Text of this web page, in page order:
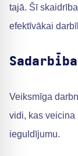
tajā. Šī
efektīvākai
Veiksmīga
vidi, kas veicina
ieguldījumu.